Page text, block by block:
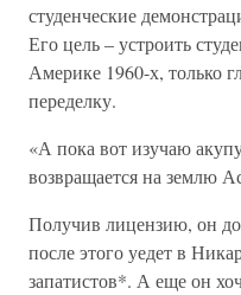
студенческие
Его цель – устроить
Америке 1960-х, только
переделку.
«А пока вот изучаю
возвращается на землю
Получив лицензию, он
после этого уедет в
запатистов*. А еще он